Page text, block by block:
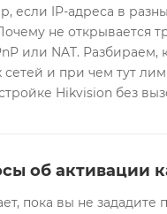
если IP-адреса в
не открывается
или NAT. Разбираем,
сетей и при чем тут
Hikvision без
об активации
пока вы не зададите